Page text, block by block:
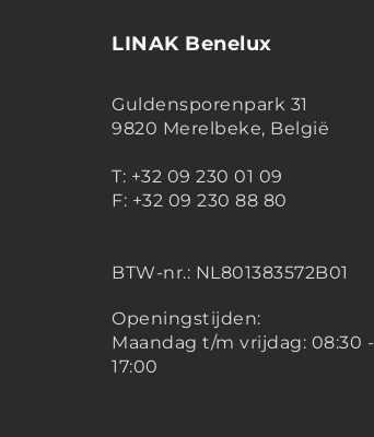
LINAK Benelux
Guldensporenpark 31
9820 Merelbeke, België
T: +32 09 230 01 09
F: +32 09 230 88 80
BTW-nr.: NL801383572B01
Openingstijden:
Maandag t/m vrijdag: 08:30 -
17:00